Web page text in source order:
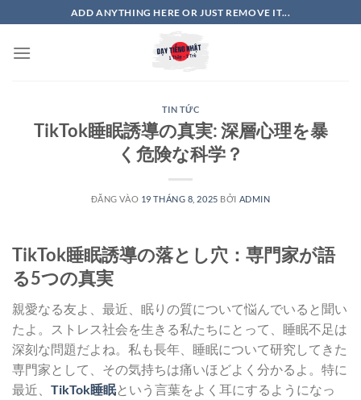
qua
nội
ADD ANYTHING HERE OR JUST REMOVE IT...
TIN TỨC
TikTok睡眠誘導の真実: 深層心理を暴
く危険な科学？
ĐĂNG VÀO 19 THÁNG 8, 2025 BỞI ADMIN
TikTok睡眠誘導の落とし穴：専門家が語
る5つの真実
親愛なる友よ、最近、眠りの質について悩んでいると聞い
たよ。ストレス社会を生きる私たちにとって、睡眠不足は
深刻な問題だよね。私も長年、睡眠について研究してきた
専門家として、その気持ちは痛いほどよく分かるよ。特に
最近、 TikTok睡眠という言葉をよく耳にするようになっ